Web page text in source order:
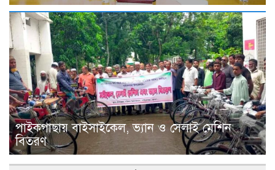
পাইকগাছায় বাইসাইকেল, ভ্যান ও সেলাই মেশিন
বিতরণ